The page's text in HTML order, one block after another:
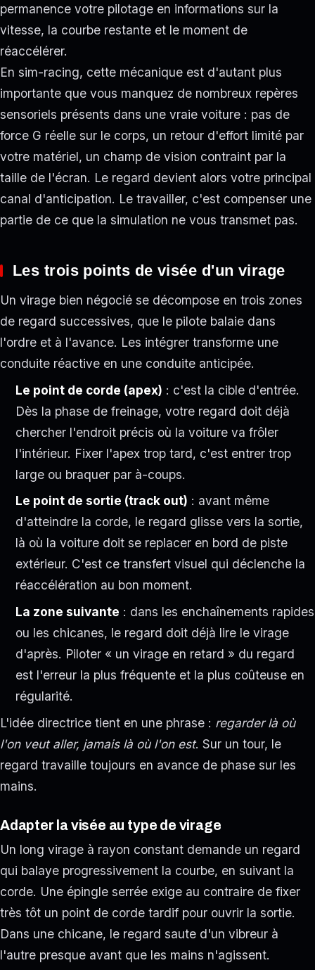
permanence votre pilotage en informations sur la
vitesse, la courbe restante et le moment de
réaccélérer.
En sim-racing, cette mécanique est d'autant plus
importante que vous manquez de nombreux repères
sensoriels présents dans une vraie voiture : pas de
force G réelle sur le corps, un retour d'effort limité par
votre matériel, un champ de vision contraint par la
taille de l'écran. Le regard devient alors votre principal
canal d'anticipation. Le travailler, c'est compenser une
partie de ce que la simulation ne vous transmet pas.
Les trois points de visée d'un virage
Un virage bien négocié se décompose en trois zones
de regard successives, que le pilote balaie dans
l'ordre et à l'avance. Les intégrer transforme une
conduite réactive en une conduite anticipée.
Le point de corde (apex) : c'est la cible d'entrée.
Dès la phase de freinage, votre regard doit déjà
chercher l'endroit précis où la voiture va frôler
l'intérieur. Fixer l'apex trop tard, c'est entrer trop
large ou braquer par à-coups.
Le point de sortie (track out) : avant même
d'atteindre la corde, le regard glisse vers la sortie,
là où la voiture doit se replacer en bord de piste
extérieur. C'est ce transfert visuel qui déclenche la
réaccélération au bon moment.
La zone suivante : dans les enchaînements rapides
ou les chicanes, le regard doit déjà lire le virage
d'après. Piloter « un virage en retard » du regard
est l'erreur la plus fréquente et la plus coûteuse en
régularité.
L'idée directrice tient en une phrase : regarder là où
l'on veut aller, jamais là où l'on est. Sur un tour, le
regard travaille toujours en avance de phase sur les
mains.
Adapter la visée au type de virage
Un long virage à rayon constant demande un regard
qui balaye progressivement la courbe, en suivant la
corde. Une épingle serrée exige au contraire de fixer
très tôt un point de corde tardif pour ouvrir la sortie.
Dans une chicane, le regard saute d'un vibreur à
l'autre presque avant que les mains n'agissent.